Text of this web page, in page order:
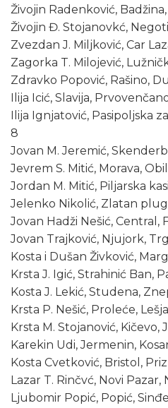
Živojin Radenković,
Živojin Đ. Stojanovkć,
Zvezdan J. Miljković, Car
Zagorka T. Milojević,
Zdravko Popović, Rašino,
Ilija Icić, Slavija,
Ilija Ignjatović, Pasipoljska
8
Jovan M. Jeremić,
Jevrem S. Mitić, Morava,
Jordan M. Mitić, Piljarska
Jelenko Nikolić, Zlatan
Jovan Hadži Nešić, Central,
Jovan Trajković, Njujork,
Kosta i Dušan Živković,
Krsta J. Igić, Strahinić Ban,
Kosta J. Lekić, Studena,
Krsta P. Nešić, Proleće,
Krsta M. Stojanović, Kičevo,
Karekin Udi, Jermenin,
Kosta Cvetković, Bristol,
Lazar T. Rinčvć, Novi Pazar,
Ljubomir Popić, Popić,